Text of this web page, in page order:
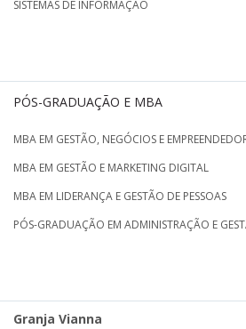
SISTEMAS DE INFORMAÇÃO
PÓS-GRADUAÇÃO E MBA
MBA EM GESTÃO, NEGÓCIOS E
MBA EM GESTÃO E MARKETING DIGITAL
MBA EM LIDERANÇA E GESTÃO DE PESSOAS
PÓS-GRADUAÇÃO EM ADMINISTRAÇÃO E
Granja Vianna